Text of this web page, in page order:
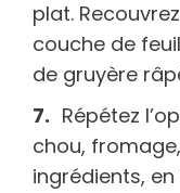
plat.
couche de
de gruyère
Répétez
chou,
ingrédients,